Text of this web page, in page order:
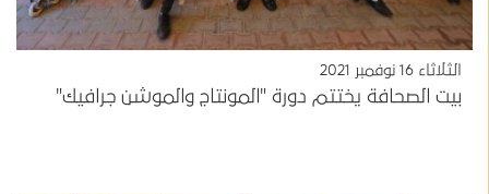
الثلاثاء 16 نوفمبر 2021
بيت الصحافة يختتم دورة "المونتاج والموشن جرافيك"